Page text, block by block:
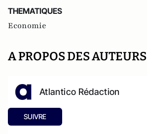
THEMATIQUES
Economie
A PROPOS DES AUTEURS
Atlantico Rédaction
SUIVRE